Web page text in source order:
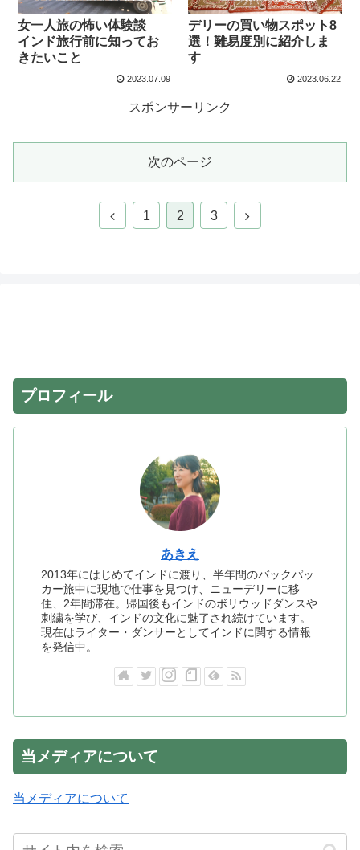
女一人旅の怖い体験談
インド旅行前に知ってお
きたいこと
2023.07.09
デリーの買い物スポット8
選！難易度別に紹介しま
す
2023.06.22
スポンサーリンク
次のページ
前
1 2 3
次
プロフィール
あきえ
2013年にはじめてインドに渡り、半年間のバックパッ
カー旅中に現地で仕事を見つけ、ニューデリーに移
住、2年間滞在。帰国後もインドのボリウッドダンスや
刺繍を学び、インドの文化に魅了され続けています。
現在はライター・ダンサーとしてインドに関する情報
を発信中。
当メディアについて
当メディアについて